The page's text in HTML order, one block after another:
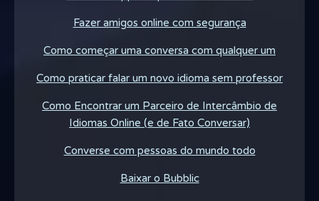
Fazer amigos online com segurança
Como começar uma conversa com qualquer um
Como praticar falar um novo idioma sem professor
Como Encontrar um Parceiro de Intercâmbio de
Idiomas Online (e de Fato Conversar)
Converse com pessoas do mundo todo
Baixar o Bubblic